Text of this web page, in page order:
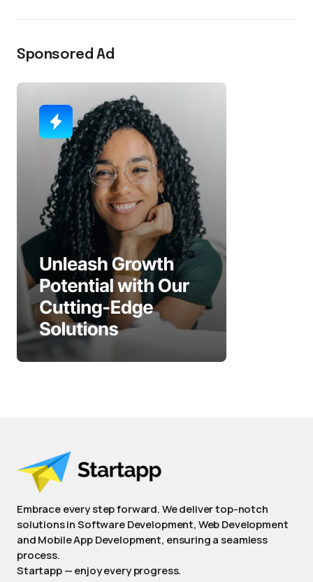
Sponsored Ad
Embrace every step forward. We deliver top-notch
solutions in Software Development, Web Development
and Mobile App Development, ensuring a seamless
process.
Startapp — enjoy every progress.